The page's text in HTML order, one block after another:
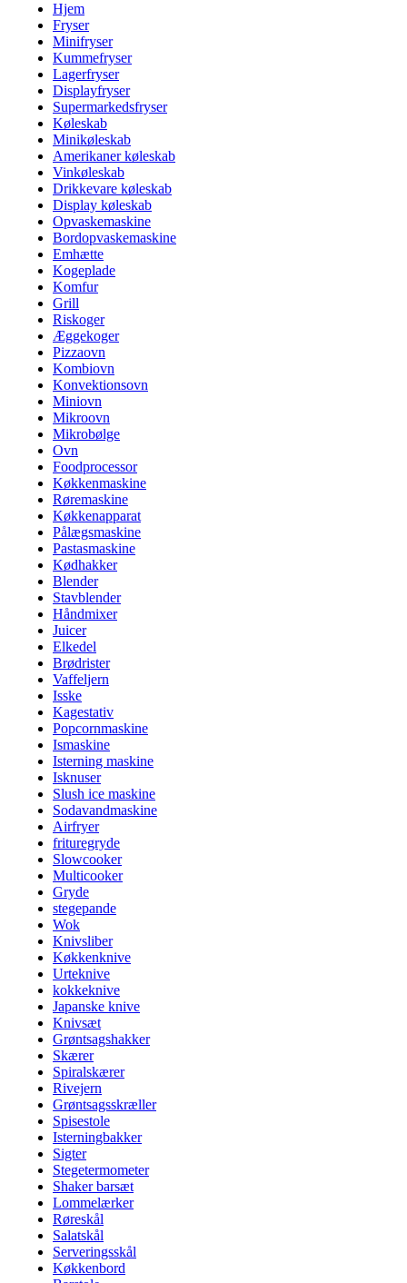
Hjem
Fryser
Minifryser
Kummefryser
Lagerfryser
Displayfryser
Supermarkedsfryser
Køleskab
Minikøleskab
Amerikaner køleskab
Vinkøleskab
Drikkevare køleskab
Display køleskab
Opvaskemaskine
Bordopvaskemaskine
Emhætte
Kogeplade
Komfur
Grill
Riskoger
Æggekoger
Pizzaovn
Kombiovn
Konvektionsovn
Miniovn
Mikroovn
Mikrobølge
Ovn
Foodprocessor
Køkkenmaskine
Røremaskine
Køkkenapparat
Pålægsmaskine
Pastasmaskine
Kødhakker
Blender
Stavblender
Håndmixer
Juicer
Elkedel
Brødrister
Vaffeljern
Isske
Kagestativ
Popcornmaskine
Ismaskine
Isterning maskine
Isknuser
Slush ice maskine
Sodavandmaskine
Airfryer
frituregryde
Slowcooker
Multicooker
Gryde
stegepande
Wok
Knivsliber
Køkkenknive
Urteknive
kokkeknive
Japanske knive
Knivsæt
Grøntsagshakker
Skærer
Spiralskærer
Rivejern
Grøntsagsskræller
Spisestole
Isterningbakker
Sigter
Stegetermometer
Shaker barsæt
Lommelærker
Røreskål
Salatskål
Serveringsskål
Køkkenbord